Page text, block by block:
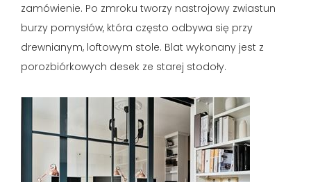
zamówienie. Po zmroku tworzy nastrojowy zwiastun
burzy pomysłów, która często odbywa się przy
drewnianym, loftowym stole. Blat wykonany jest z
porozbiórkowych desek ze starej stodoły.